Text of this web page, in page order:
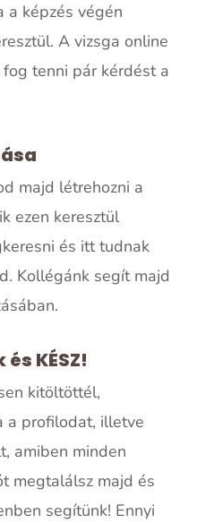
a képzés végén
A vizsga online
tenni pár kérdést a
majd létrehozni a
ezen keresztül
és itt tudnak
Kollégánk segít majd
KÉSZ!
kitöltöttél,
a profilodat, illetve
amiben minden
megtalálsz majd és
segítünk! Ennyi